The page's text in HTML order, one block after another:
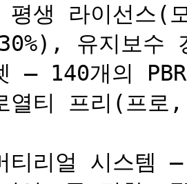
생 라이선스(
유지보수
– 140개의
티 프리(프로,
티리얼 시스템